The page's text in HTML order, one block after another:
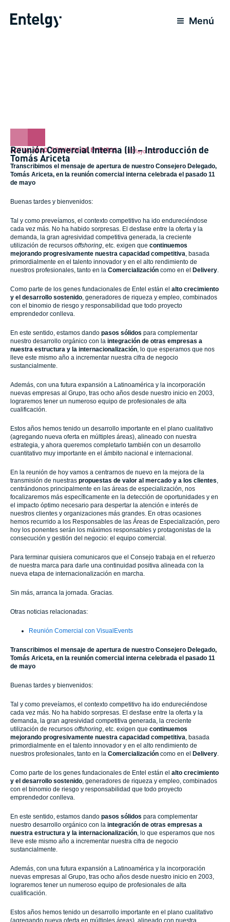
Menú
ACTUALIDAD,RESUMEN DE EVENTOS 18 Mayo 2011
Reunión Comercial Interna (II) – Introducción de
Tomás Ariceta
Transcribimos el mensaje de apertura de nuestro Consejero Delegado,
Tomás Ariceta, en la reunión comercial interna celebrada el pasado 11
de mayo
Buenas tardes y bienvenidos:
Tal y como preveíamos, el contexto competitivo ha ido endureciéndose
cada vez más. No ha habido sorpresas. El desfase entre la oferta y la
demanda, la gran agresividad competitiva generada, la creciente
utilización de recursos offshoring, etc. exigen que continuemos
mejorando progresivamente nuestra capacidad competitiva, basada
primordialmente en el talento innovador y en el alto rendimiento de
nuestros profesionales, tanto en la Comercialización como en el Delivery.
Como parte de los genes fundacionales de Entel están el alto crecimiento
y el desarrollo sostenido, generadores de riqueza y empleo, combinados
con el binomio de riesgo y responsabilidad que todo proyecto
emprendedor conlleva.
En este sentido, estamos dando pasos sólidos para complementar
nuestro desarrollo orgánico con la integración de otras empresas a
nuestra estructura y la internacionalización, lo que esperamos que nos
lleve este mismo año a incrementar nuestra cifra de negocio
sustancialmente.
Además, con una futura expansión a Latinoamérica y la incorporación
nuevas empresas al Grupo, tras ocho años desde nuestro inicio en 2003,
lograremos tener un numeroso equipo de profesionales de alta
cualificación.
Estos años hemos tenido un desarrollo importante en el plano cualitativo
(agregando nueva oferta en múltiples áreas), alineado con nuestra
estrategia, y ahora queremos completarlo también con un desarrollo
cuantitativo muy importante en el ámbito nacional e internacional.
En la reunión de hoy vamos a centrarnos de nuevo en la mejora de la
transmisión de nuestras propuestas de valor al mercado y a los clientes,
centrándonos principalmente en las áreas de especialización, nos
focalizaremos más específicamente en la detección de oportunidades y en
el impacto óptimo necesario para despertar la atención e interés de
nuestros clientes y organizaciones más grandes. En otras ocasiones
hemos recurrido a los Responsables de las Áreas de Especialización, pero
hoy los ponentes serán los máximos responsables y protagonistas de la
consecución y gestión del negocio: el equipo comercial.
Para terminar quisiera comunicaros que el Consejo trabaja en el refuerzo
de nuestra marca para darle una continuidad positiva alineada con la
nueva etapa de internacionalización en marcha.
Sin más, arranca la jornada. Gracias.
Otras noticias relacionadas:
Reunión Comercial con VisualEvents
Transcribimos el mensaje de apertura de nuestro Consejero Delegado,
Tomás Ariceta, en la reunión comercial interna celebrada el pasado 11
de mayo
Buenas tardes y bienvenidos:
Tal y como preveíamos, el contexto competitivo ha ido endureciéndose
cada vez más. No ha habido sorpresas. El desfase entre la oferta y la
demanda, la gran agresividad competitiva generada, la creciente
utilización de recursos offshoring, etc. exigen que continuemos
mejorando progresivamente nuestra capacidad competitiva, basada
primordialmente en el talento innovador y en el alto rendimiento de
nuestros profesionales, tanto en la Comercialización como en el Delivery.
Como parte de los genes fundacionales de Entel están el alto crecimiento
y el desarrollo sostenido, generadores de riqueza y empleo, combinados
con el binomio de riesgo y responsabilidad que todo proyecto
emprendedor conlleva.
En este sentido, estamos dando pasos sólidos para complementar
nuestro desarrollo orgánico con la integración de otras empresas a
nuestra estructura y la internacionalización, lo que esperamos que nos
lleve este mismo año a incrementar nuestra cifra de negocio
sustancialmente.
Además, con una futura expansión a Latinoamérica y la incorporación
nuevas empresas al Grupo, tras ocho años desde nuestro inicio en 2003,
lograremos tener un numeroso equipo de profesionales de alta
cualificación.
Estos años hemos tenido un desarrollo importante en el plano cualitativo
(agregando nueva oferta en múltiples áreas), alineado con nuestra